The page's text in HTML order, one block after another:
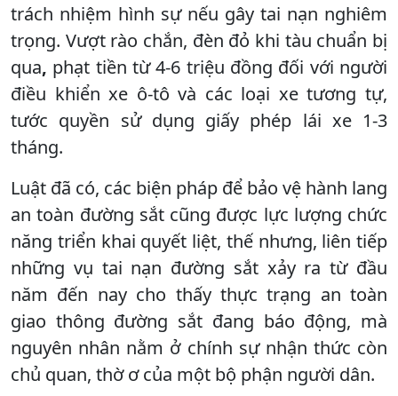
trách nhiệm hình sự nếu gây tai nạn nghiêm
trọng. Vượt rào chắn, đèn đỏ khi tàu chuẩn bị
qua, phạt tiền từ 4-6 triệu đồng đối với người
điều khiển xe ô-tô và các loại xe tương tự,
tước quyền sử dụng giấy phép lái xe 1-3
tháng.
Luật đã có, các biện pháp để bảo vệ hành lang
an toàn đường sắt cũng được lực lượng chức
năng triển khai quyết liệt, thế nhưng, liên tiếp
những vụ tai nạn đường sắt xảy ra từ đầu
năm đến nay cho thấy thực trạng an toàn
giao thông đường sắt đang báo động, mà
nguyên nhân nằm ở chính sự nhận thức còn
chủ quan, thờ ơ của một bộ phận người dân.